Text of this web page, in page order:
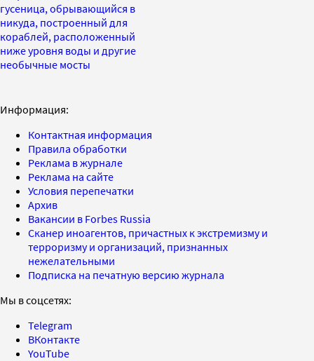
гусеница, обрывающийся в
никуда, построенный для
кораблей, расположенный
ниже уровня воды и другие
необычные мосты
Информация:
Контактная информация
Правила обработки
Реклама в журнале
Реклама на сайте
Условия перепечатки
Архив
Вакансии в Forbes Russia
Сканер иноагентов, причастных к экстремизму и
терроризму и организаций, признанных
нежелательными
Подписка на печатную версию журнала
Мы в соцсетях:
Telegram
ВКонтакте
YouTube